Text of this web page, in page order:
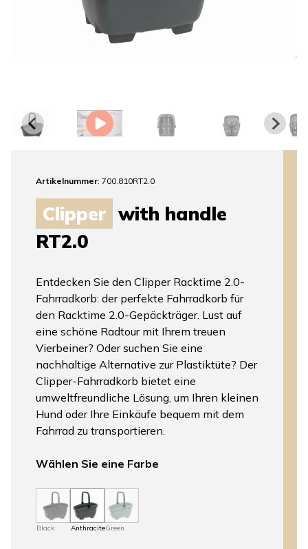
Artikelnummer: 700.810RT2.0
Clipper with handle
RT2.0
Entdecken Sie den Clipper Racktime 2.0-
Fahrradkorb: der perfekte Fahrradkorb für
den Racktime 2.0-Gepäckträger. Lust auf
eine schöne Radtour mit Ihrem treuen
Vierbeiner? Oder suchen Sie eine
nachhaltige Alternative zur Plastiktüte? Der
Clipper-Fahrradkorb bietet eine
umweltfreundliche Lösung, um Ihren kleinen
Hund oder Ihre Einkäufe bequem mit dem
Fahrrad zu transportieren.
Wählen Sie eine Farbe
Black AnthraciteGreen